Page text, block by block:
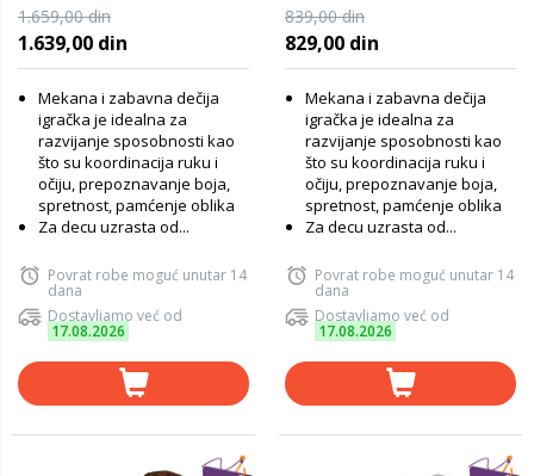
1.659,00 din
1.639,00 din
Mekana i zabavna dečija
igračka je idealna za
razvijanje sposobnosti kao
što su koordinacija ruku i
očiju, prepoznavanje boja,
spretnost, pamćenje oblika
Za decu uzrasta od...
Povrat robe moguć unutar 14
dana
Dostavljamo već od
17.08.2026
839,00 din
829,00 din
Mekana i zabavna dečija
igračka je idealna za
razvijanje sposobnosti kao
što su koordinacija ruku i
očiju, prepoznavanje boja,
spretnost, pamćenje oblika
Za decu uzrasta od...
Povrat robe moguć unutar 14
dana
Dostavljamo već od
17.08.2026